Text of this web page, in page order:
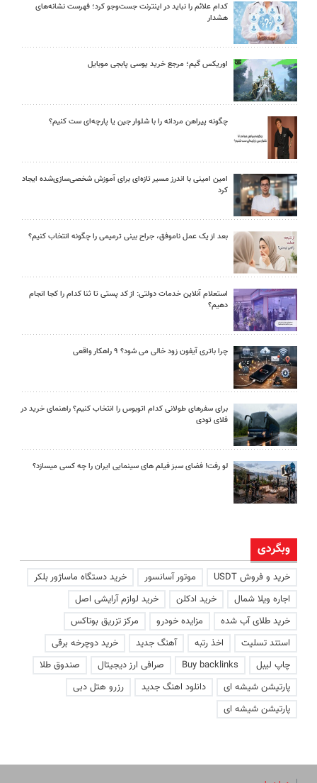
کدام علائم را نباید در اینترنت جست‌وجو کرد؛ فهرست نشانه‌های
هشدار
اوریکس گیم؛ مرجع خرید یوسی پابجی موبایل
چگونه پیراهن مردانه را با شلوار جین یا پارچه‌ای ست کنیم؟
امین امینی با اندرز مسیر تازه‌ای برای آموزش شخصی‌سازی‌شده ایجاد
کرد
بعد از یک عمل ناموفق، جراح بینی ترمیمی را چگونه انتخاب کنیم؟
استعلام آنلاین خدمات دولتی: از کد پستی تا ثنا کدام را کجا انجام
دهیم؟
چرا باتری آیفون زود خالی می شود؟ ۹ راهکار واقعی
برای سفرهای طولانی کدام اتوبوس را انتخاب کنیم؟ راهنمای خرید در
فلای تودی
لو رفت! فضای سبز فیلم های سینمایی ایران را چه کسی میسازد؟
وبگردی
خرید و فروش USDT موتور آسانسور
خرید دستگاه ماساژور بلکر
اجاره ویلا شمال
خرید ادکلن
خرید لوازم آرایشی اصل
خرید طلای آب شده
مزایده خودرو
مرکز تزریق بوتاکس
استند تسلیت
اخذ رتبه آهنگ جدید
خرید دوچرخه برقی
چاپ لیبل
Buy backlinks صرافی ارز دیجیتال
صندوق طلا
پارتیشن شیشه ای
دانلود اهنگ جدید
رزرو هتل دبی
پارتیشن شیشه ای